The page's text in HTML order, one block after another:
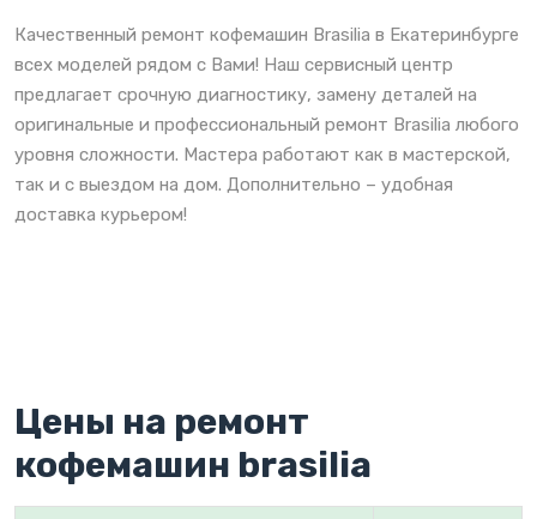
Качественный ремонт кофемашин Brasilia в Екатеринбурге
всех моделей рядом с Вами! Наш сервисный центр
предлагает срочную диагностику, замену деталей на
оригинальные и профессиональный ремонт Brasilia любого
уровня сложности. Мастера работают как в мастерской,
так и с выездом на дом. Дополнительно – удобная
доставка курьером!
Цены на ремонт
кофемашин brasilia